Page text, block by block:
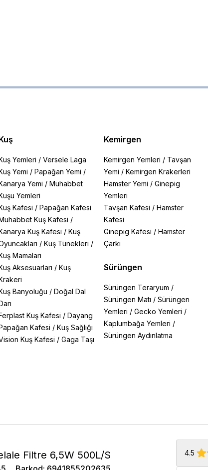
Yemleri / Versele Laga
Yemi / Papağan Yemi /
Yemi / Muhabbet
Yemleri
Kafesi / Papağan Kafesi
Kuş Kafesi /
Kuş Kafesi / Kuş
/ Kuş Tünekleri /
Mamaları
Aksesuarları / Kuş
Banyoluğu / Doğal Dal
Kuş Kafesi / Dayang
Kafesi / Kuş Sağlığı
Kuş Kafesi / Gaga Taşı
Kemirgen
Kemirgen Yemleri / Tavşan
Yemi / Kemirgen Krakerleri
Hamster Yemi / Ginepig
Yemleri
Tavşan Kafesi / Hamster
Kafesi
Ginepig Kafesi / Hamster
Çarkı
Sürüngen
Sürüngen Teraryum /
Sürüngen Matı / Sürüngen
Yemleri / Gecko Yemleri /
Kaplumbağa Yemleri /
Sürüngen Aydınlatma
Filtre 6,5W 500L/S 4.5